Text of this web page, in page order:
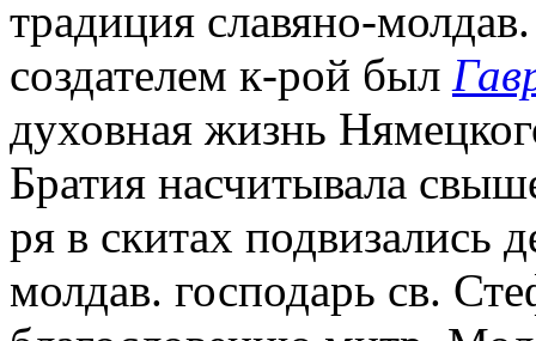
традиция славяно-
создателем к-рой был
духовная жизнь
Братия насчитывала
ря в скитах подвизались
молдав. господарь св.